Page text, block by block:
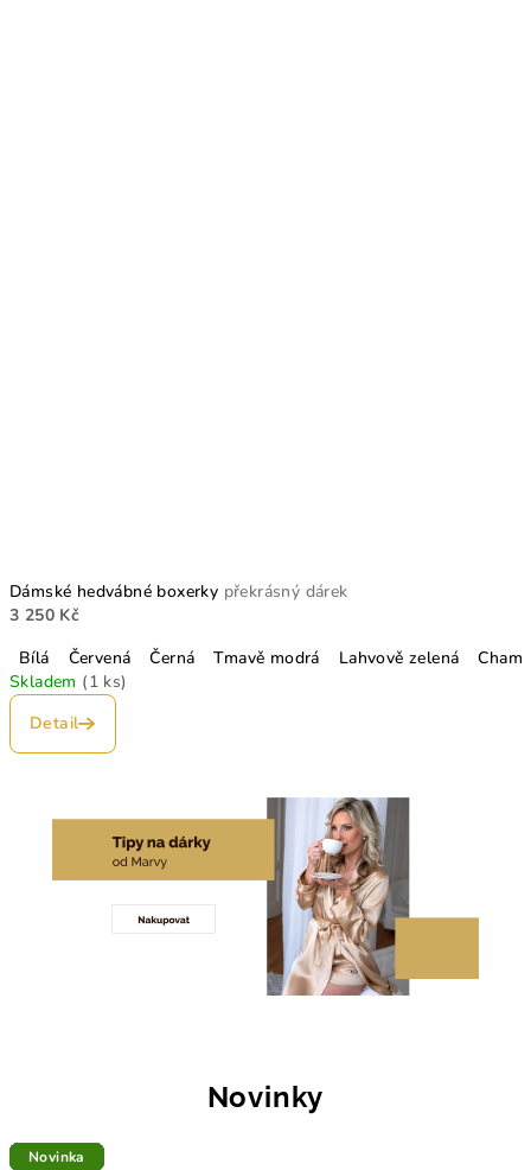
Dámské hedvábné boxerky překrásný dárek
3 250 Kč
Bílá
Červená Černá Tmavě modrá Lahvově zelená
Skladem (1 ks)
Detail
Novinky
Tip
Novinka
Novinka
Novinka
Novinka
Tip
Novinka